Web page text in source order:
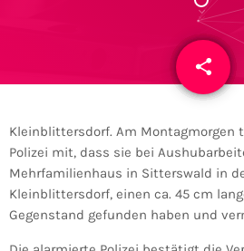
share
email
Kleinblittersdorf. Am Montagmorgen
Polizei mit, dass sie bei
Mehrfamilienhaus in Sitterswald in
Kleinblittersdorf, einen ca. 45 cm
Gegenstand gefunden haben und